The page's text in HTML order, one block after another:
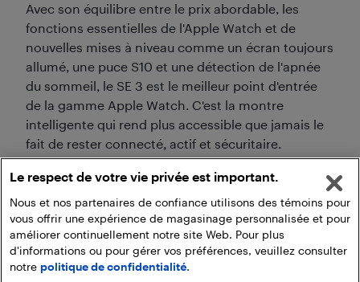
Avec son équilibre entre le prix abordable, les
fonctions essentielles de l'Apple Watch et de
nouvelles mises à niveau comme un écran toujours
allumé, une puce S10 et une détection de l'apnée
du sommeil, le SE 3 est le meilleur point d'entrée
de la gamme Apple Watch. C'est la montre
intelligente qui rend plus accessible que jamais le
fait de rester connecté, actif et sécuritaire.
Le respect de votre vie privée est important.
Nous et nos partenaires de confiance utilisons des témoins pour
vous offrir une expérience de magasinage personnalisée et pour
améliorer continuellement notre site Web. Pour plus
d'informations ou pour gérer vos préférences, veuillez consulter
notre politique de confidentialité.